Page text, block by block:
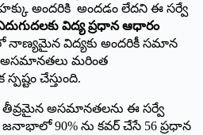
అందరికి అందడం లేదని ఈ సర్వే
విద్య ప్రధాన ఆధారం
విద్యకు అందరికీ సమాన
మరింత
చేస్తుంది.
అసమానతలను ఈ సర్వే
జనాభాలో 90% ను కవర్ చేసే 56 ప్రధాన